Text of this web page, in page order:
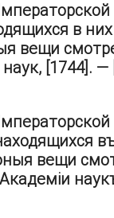
в
вещи
[1744]. —
вещи